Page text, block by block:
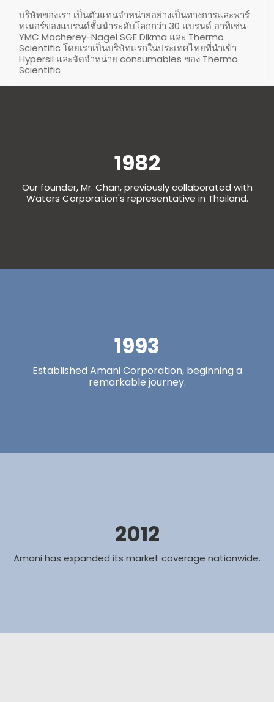
บริษัทของเรา เป็นตัวแทนจำหน่ายอย่างเป็นทางการและพาร์
ทเนอร์ของแบรนด์ชั้นนำระดับโลกกว่า 30 แบรนด์ อาทิเช่น
YMC Macherey-Nagel SGE Dikma และ Thermo
Scientific โดยเราเป็นบริษัทแรกในประเทศไทยที่นำเข้า
Hypersil และจัดจำหน่าย consumables ของ Thermo
Scientific
1982
Our founder, Mr. Chan, previously collaborated with
Waters Corporation's representative in Thailand.
1993
Established Amani Corporation, beginning a
remarkable journey.
2012
Amani has expanded its market coverage nationwide.